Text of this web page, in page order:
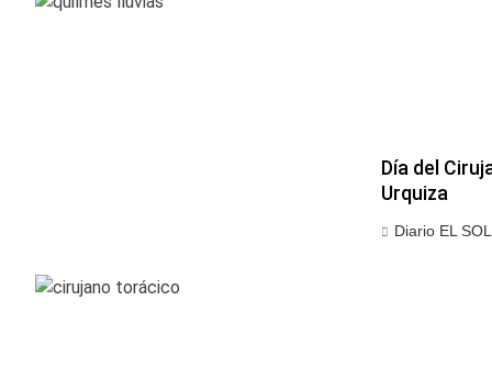
Día del
Urquiza
Diario EL SOL